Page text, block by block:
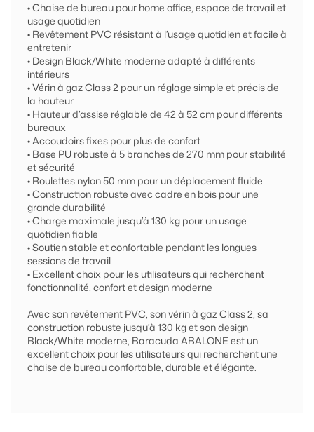
• Chaise de bureau pour home office, espace de travail et
usage quotidien
• Revêtement PVC résistant à l’usage quotidien et facile à
entretenir
• Design Black/White moderne adapté à différents
intérieurs
• Vérin à gaz Class 2 pour un réglage simple et précis de
la hauteur
• Hauteur d’assise réglable de 42 à 52 cm pour différents
bureaux
• Accoudoirs fixes pour plus de confort
• Base PU robuste à 5 branches de 270 mm pour stabilité
et sécurité
• Roulettes nylon 50 mm pour un déplacement fluide
• Construction robuste avec cadre en bois pour une
grande durabilité
• Charge maximale jusqu’à 130 kg pour un usage
quotidien fiable
• Soutien stable et confortable pendant les longues
sessions de travail
• Excellent choix pour les utilisateurs qui recherchent
fonctionnalité, confort et design moderne
Avec son revêtement PVC, son vérin à gaz Class 2, sa
construction robuste jusqu’à 130 kg et son design
Black/White moderne, Baracuda ABALONE est un
excellent choix pour les utilisateurs qui recherchent une
chaise de bureau confortable, durable et élégante.